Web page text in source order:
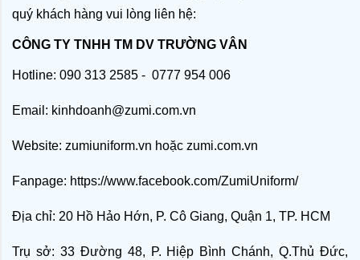
quý khách hàng vui lòng liên hệ:
CÔNG TY TNHH TM DV TRƯỜNG VÂN
Hotline: 090 313 2585 - 0777 954 006
Email: kinhdoanh@zumi.com.vn
Website: zumiuniform.vn hoặc zumi.com.vn
Fanpage: https://www.facebook.com/ZumiUniform/
Địa chỉ: 20 Hồ Hảo Hớn, P. Cô Giang, Quận 1, TP. HCM
Trụ sở: 33 Đường 48, P. Hiệp Bình Chánh, Q.Thủ Đức,